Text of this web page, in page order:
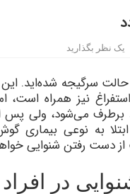
یک نظر بگذارید
سرگیجه شده‌اید. این
نیز همراه است،
برطرف می‌شود، ولی پس
به نوعی بیماری
از دست رفتن شنوایی
در افراد